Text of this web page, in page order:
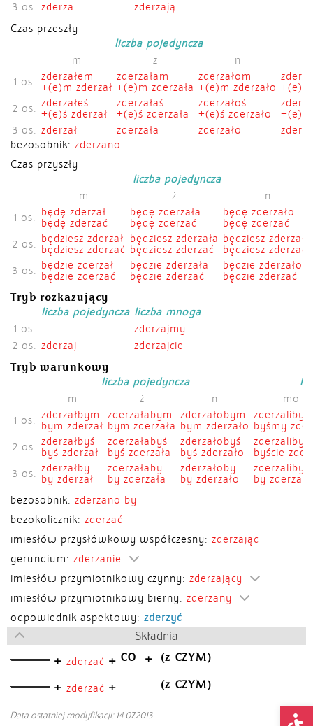
3 os. zderza
zderzają
Czas przeszły
liczba pojedyncza
m
ż
n
1 os. zderzałem
+(e)m zderzał
zderzałam
+(e)m zderzała
zderzałom
+(e)m zderzało
2 os. zderzałeś
+(e)ś zderzał
zderzałaś
+(e)ś zderzała
zderzałoś
+(e)ś zderzało
3 os. zderzał zderzała zderzało
bezosobnik: zderzano
Czas przyszły
liczba pojedyncza
m
ż
n
1 os. będę zderzał
będę zderzać
będę zderzała
będę zderzać
będę zderzało
będę zderzać
2 os. będziesz zderzał
będziesz zderzać
będziesz zderzała
będziesz zderzać
będziesz zderzało
będziesz zderzać
3 os. będzie zderzał
będzie zderzać
będzie zderzała
będzie zderzać
będzie zderzało
będzie zderzać
Tryb rozkazujący
liczba pojedyncza liczba mnoga
1 os.
zderzajmy
2 os. zderzaj zderzajcie
Tryb warunkowy
liczba pojedyncza
m
ż n
mo
1 os. zderzałbym
bym zderzał
zderzałabym
bym zderzała
zderzałobym
bym zderzało byśmy
2 os. zderzałbyś
byś zderzał
zderzałabyś
byś zderzała
zderzałobyś
byś zderzało
byście
3 os. zderzałby
by zderzał
zderzałaby
by zderzała
zderzałoby
by zderzało
zderzaliby
by zderzali
bezosobnik: zderzano by
bezokolicznik: zderzać
imiesłów przysłówkowy współczesny: zderzając
gerundium: zderzanie
imiesłów przymiotnikowy czynny: zderzający
imiesłów przymiotnikowy bierny: zderzany
odpowiednik aspektowy: zderzyć
Składnia
+ zderzać + CO + (z CZYM)
+ zderzać + (z CZYM)
Data ostatniej modyfikacji: 14.07.2013